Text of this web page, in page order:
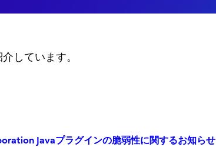
しています。
Javaプラグインの脆弱性に関するお知らせ